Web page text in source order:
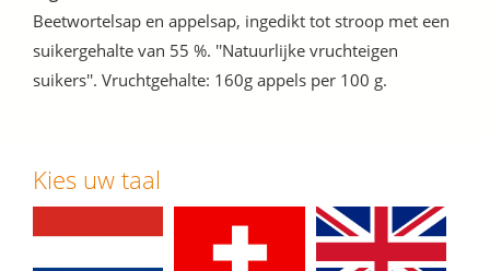
Beetwortelsap en appelsap, ingedikt tot stroop met een
suikergehalte van 55 %. ''Natuurlijke vruchteigen
suikers''. Vruchtgehalte: 160g appels per 100 g.
Kies uw taal